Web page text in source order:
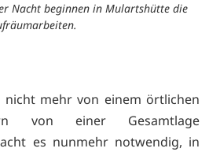
Nacht beginnen in Mulartshütte die
nicht mehr von einem örtlichen
von einer Gesamtlage
es nunmehr notwendig, in